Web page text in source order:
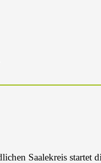
Saalekreis startet